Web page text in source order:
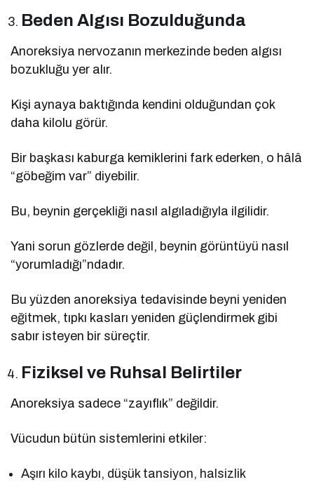
Beden Algısı Bozulduğunda
Anoreksiya nervozanın merkezinde beden algısı
bozukluğu yer alır.
Kişi aynaya baktığında kendini olduğundan çok
daha kilolu görür.
Bir başkası kaburga kemiklerini fark ederken, o hâlâ
“göbeğim var” diyebilir.
Bu, beynin gerçekliği nasıl algıladığıyla ilgilidir.
Yani sorun gözlerde değil, beynin görüntüyü nasıl
“yorumladığı”ndadır.
Bu yüzden anoreksiya tedavisinde beyni yeniden
eğitmek, tıpkı kasları yeniden güçlendirmek gibi
sabır isteyen bir süreçtir.
Fiziksel ve Ruhsal Belirtiler
Anoreksiya sadece “zayıflık” değildir.
Vücudun bütün sistemlerini etkiler:
Aşırı kilo kaybı, düşük tansiyon, halsizlik